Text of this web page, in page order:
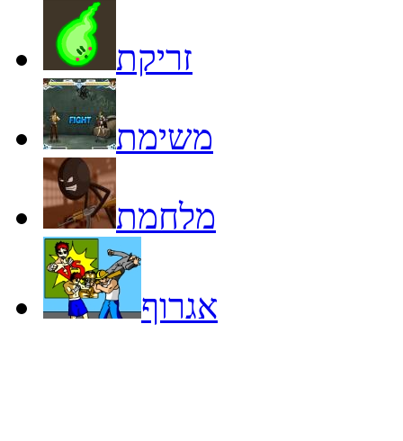
זריקת
משימת
מלחמת
אגרוף